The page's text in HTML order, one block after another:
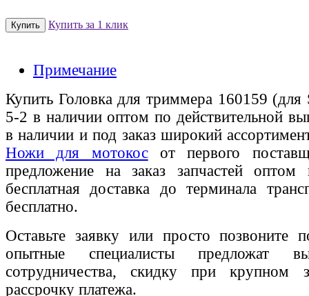
Купить за 1 клик
Примечание
Купить Головка для триммера 160159
5-2 в наличии оптом по действительной
в наличии и под заказ широкий
Ножи для мотокосот первого
предложение на заказ запчастей
бесплатная доставка до терминала
бесплатно.
Оставьте заявку или просто позвоните
опытные специалисты предложат
сотрудничества, скидку при крупном
рассрочку платежа.